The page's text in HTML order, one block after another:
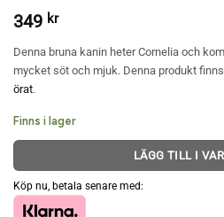
Betygsatt
4.79av 5
kundrecensioner
349 kr
Denna bruna kanin heter Cornelia och
mycket söt och mjuk. Denna produkt
örat.
Finns i lager
LÄGG TILL I
Köp nu, betala senare med: